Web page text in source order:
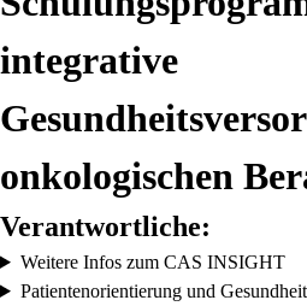
integrative
onkologischen
Verantwortliche:
Weitere Infos zum CAS INSIGHT
Patientenorientierung und